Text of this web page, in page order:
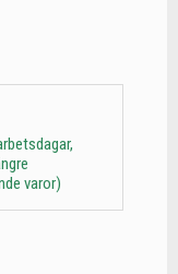
varor)